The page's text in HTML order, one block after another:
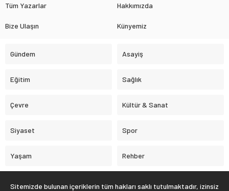
Tüm Yazarlar Hakkımızda
Bize Ulaşın Künyemiz
Gündem Asayiş
Eğitim Sağlık
Çevre Kültür & Sanat
Siyaset Spor
Yaşam Rehber
Sitemizde bulunan içeriklerin tüm hakları saklı tutulmaktadır, izinsiz